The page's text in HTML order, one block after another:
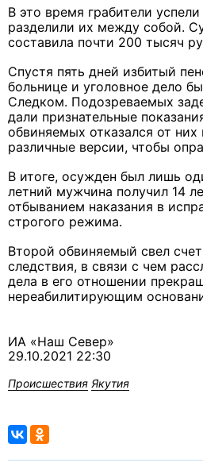
В это время грабители
разделили их между собой.
составила почти 200 тысяч
Спустя пять дней избитый
больнице и уголовное дело
Следком. Подозреваемых
дали признательные
обвиняемых отказался от них
различные версии, чтобы
В итоге, осужден был лишь
летний мужчина получил 14
отбыванием наказания в
строгого режима.
Второй обвиняемый свел
следствия, в связи с чем
дела в его отношении
нереабилитирующим
ИА «Наш Север»
29.10.2021 22:30
Происшествия Якутия